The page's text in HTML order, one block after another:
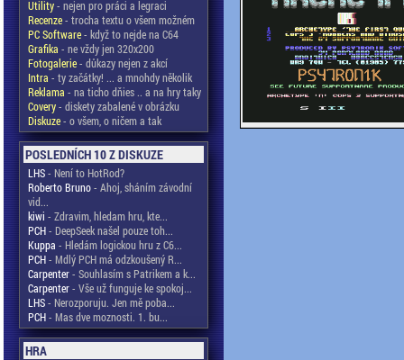
Utility- nejen pro práci a legraci
Recenze- trocha textu o všem možném
PC Software- když to nejde na C64
Grafika - ne vždy jen 320x200
Fotogalerie- důkazy nejen z akcí
Intra - ty začátky! ... a mnohdy několik
Reklama - na ticho dňies .. a na hry taky
Covery- diskety zabalené v obrázku
Diskuze- o všem, o ničem a tak
POSLEDNÍCH 10 Z DISKUZE
LHS- Není to HotRod?
Roberto Bruno- Ahoj, sháním závodní
vid...
kiwi - Zdravim, hledam hru, kte...
PCH- DeepSeek našel pouze toh...
Kuppa - Hledám logickou hru z C6...
PCH- Mdlý PCH má odzkoušený R...
Carpenter- Souhlasím s Patrikem a k...
Carpenter- Vše už funguje ke spokoj...
LHS- Nerozporuju. Jen mě poba...
PCH- Mas dve moznosti. 1. bu...
HRA